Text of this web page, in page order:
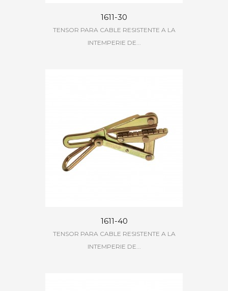
1611-30
TENSOR PARA CABLE RESISTENTE A LA
INTEMPERIE DE...
1611-40
TENSOR PARA CABLE RESISTENTE A LA
INTEMPERIE DE...